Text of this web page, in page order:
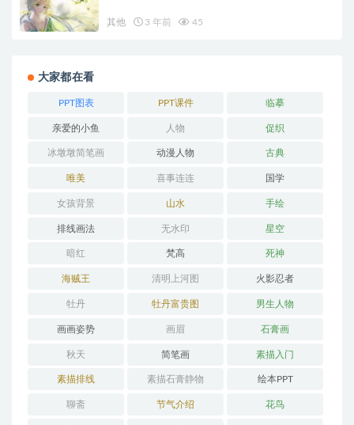
其他 3 年前 45
大家都在看
PPT图表 PPT课件 临摹
亲爱的小鱼 人物 促织
冰墩墩简笔画 动漫人物 古典
唯美 喜事连连 国学
女孩背景 山水 手绘
排线画法 无水印 星空
暗红 梵高 死神
海贼王 清明上河图 火影忍者
牡丹 牡丹富贵图 男生人物
画画姿势 画眉 石膏画
秋天 简笔画 素描入门
素描排线 素描石膏静物 绘本PPT
聊斋 节气介绍 花鸟